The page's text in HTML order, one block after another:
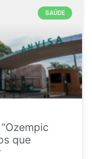
SAÚDE
que